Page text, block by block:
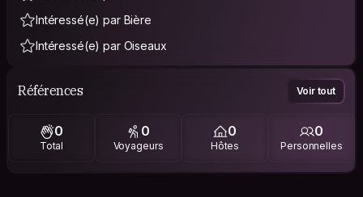
Intéressé(e) par Bière
Intéressé(e) par Oiseaux
Références Voir tout
0
Total
0
Voyageurs
0
Hôtes
0
Personnelles